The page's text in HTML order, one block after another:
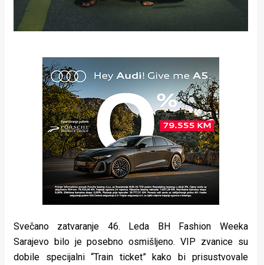
Svečano zatvaranje 46. Leda BH Fashion Weeka
Sarajevo bilo je posebno osmišljeno. VIP zvanice su
dobile specijalni “Train ticket” kako bi prisustvovale